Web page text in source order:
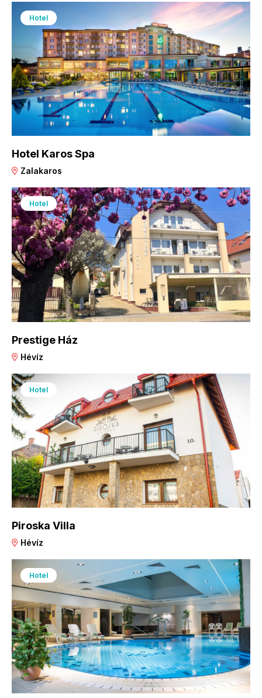
Hotel
Hotel Karos Spa
Zalakaros
Hotel
Prestige Ház
Hévíz
Hotel
Piroska Villa
Hévíz
Hotel